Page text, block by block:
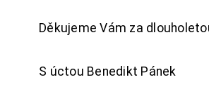
Děkujeme Vám za
S úctou Benedikt Pánek